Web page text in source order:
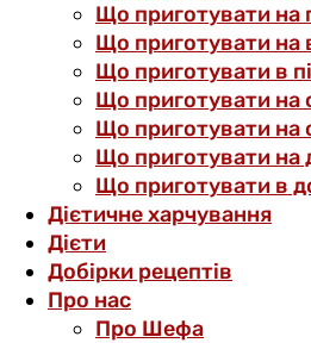
Що приготувати на
Що приготувати на
Що приготувати в
Що приготувати на
Що приготувати на
Що приготувати на
Що приготувати в
Дієтичне харчування
Дієти
Добірки рецептів
Про нас
Про Шефа